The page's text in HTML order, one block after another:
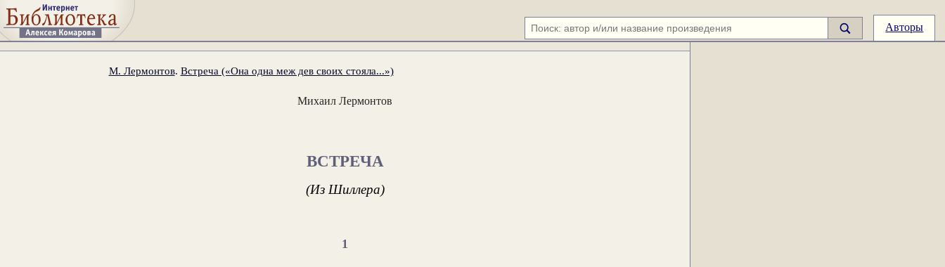
Авторы
М. Лермонтов. Встреча («Она одна меж дев своих стояла...»)
Михаил Лермонтов
ВСТРЕЧА
(Из Шиллера)
1